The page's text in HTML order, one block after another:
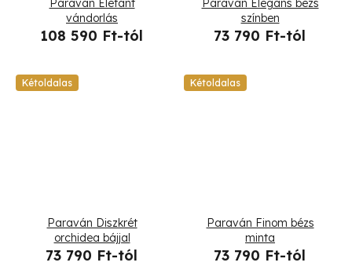
Paraván Elefánt
vándorlás
108 590 Ft-tól
Paraván Elegáns bézs
színben
73 790 Ft-tól
Kétoldalas
Paraván Diszkrét
orchidea bájjal
73 790 Ft-tól
Kétoldalas
Paraván Finom bézs
minta
73 790 Ft-tól